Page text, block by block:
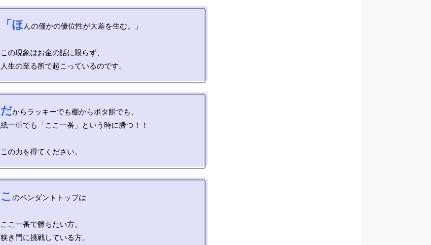
「ほんの僅かの優位性が大差を生む。」
この現象はお金の話に限らず、
だからラッキーでも棚からボタ餅でも、
紙一重でも「ここ一番」という時に勝つ！！
こ のペンダントトップは
ここ一番で勝ちたい方。
狭き門に挑戦している方。